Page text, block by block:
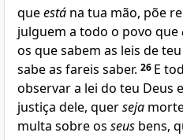
queestá na tua mão, põe
julguem a todo o povo que
os que sabem as leis de
sabe as fareis saber. 26 E
observar a lei do teu Deus
justiça dele, querseja
multa sobre os seus bens,